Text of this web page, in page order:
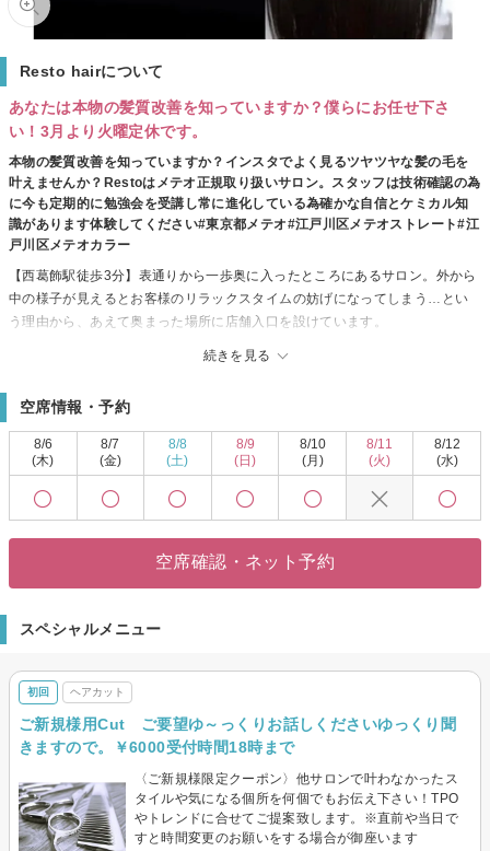
Resto hairについて
あなたは本物の髪質改善を知っていますか？僕らにお任せ下さ
い！3月より火曜定休です。
本物の髪質改善を知っていますか？インスタでよく見るツヤツヤな髪の毛を
叶えませんか？Restoはメテオ正規取り扱いサロン。スタッフは技術確認の為
に今も定期的に勉強会を受講し常に進化している為確かな自信とケミカル知
識があります体験してください#東京都メテオ#江戸川区メテオストレート#江
戸川区メテオカラー
続きを見る
【西葛飾駅徒歩3分】表通りから一歩奥に入ったところにあるサロン。外から
中の様子が見えるとお客様のリラックスタイムの妨げになってしまう…とい
う理由から、あえて奥まった場所に店舗入口を設けています。
ていただいております。無理にご予約をお受けして無駄な待ち時間を発生さ
せない為にマンツーマン方式を基本とさせていただいております 平日のお
仕事帰りなど、お時間のご相談も承ります。
しっかりかかるコテパーマ、バリ式の暖かいクリーム剤で施術するヘッドス
マンツーマンでの施術を基本にしていますので事前にご予約を頂けますと、
ご案内もスムーズかと思います。
空席情報・予約
8/6
(木)
8/7
(金)
8/8
(土)
8/9
(日)
8/10
(月)
8/11
(火)
8/12
(水)
空席確認・ネット予約
スペシャルメニュー
初回 ヘアカット
ご新規様用Cut ご要望ゆ～っくりお話しくださいゆっくり聞
きますので。￥6000受付時間18時まで
〈ご新規様限定クーポン〉他サロンで叶わなかったス
タイルや気になる個所を何個でもお伝え下さい！TPO
やトレンドに合せてご提案致します。※直前や当日で
すと時間変更のお願いをする場合が御座います